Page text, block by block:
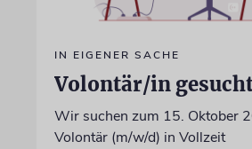
IN EIGENER SACHE
Volontär/in
Wir suchen zum 15. Oktober
Volontär (m/w/d) in Vollzeit